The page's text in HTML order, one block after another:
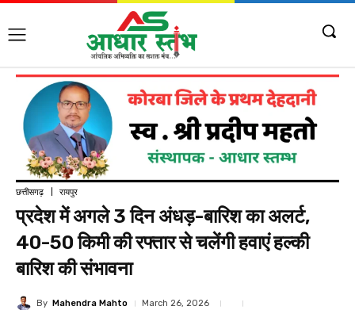
छत्तीसगढ़ रायपुर
प्रदेश में अगले 3 दिन अंधड़-बारिश का अलर्ट,
40-50 किमी की रफ्तार से चलेंगी हवाएं हल्की
बारिश की संभावना
By Mahendra Mahto March 26, 2026